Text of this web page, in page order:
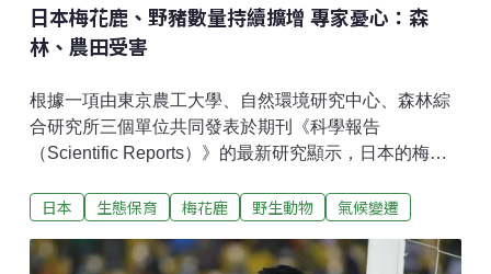
日本梅花鹿、野豬數量持續擴增 專家憂心：森
林、農田受害
根據一項由東京農工大學、自然環境研究中心、森林綜
合研究所三個單位共同發表於期刊《科學報告
（Scientific Reports）》的最新研究顯示，日本的梅花
2050年就會蔓延至全國主要都市圈外的所有地區。日本
梅花鹿和野豬的數量，在近40年間迅速增加，棲息地也
日本 生態保育 梅花鹿 野生動物 氣候變遷